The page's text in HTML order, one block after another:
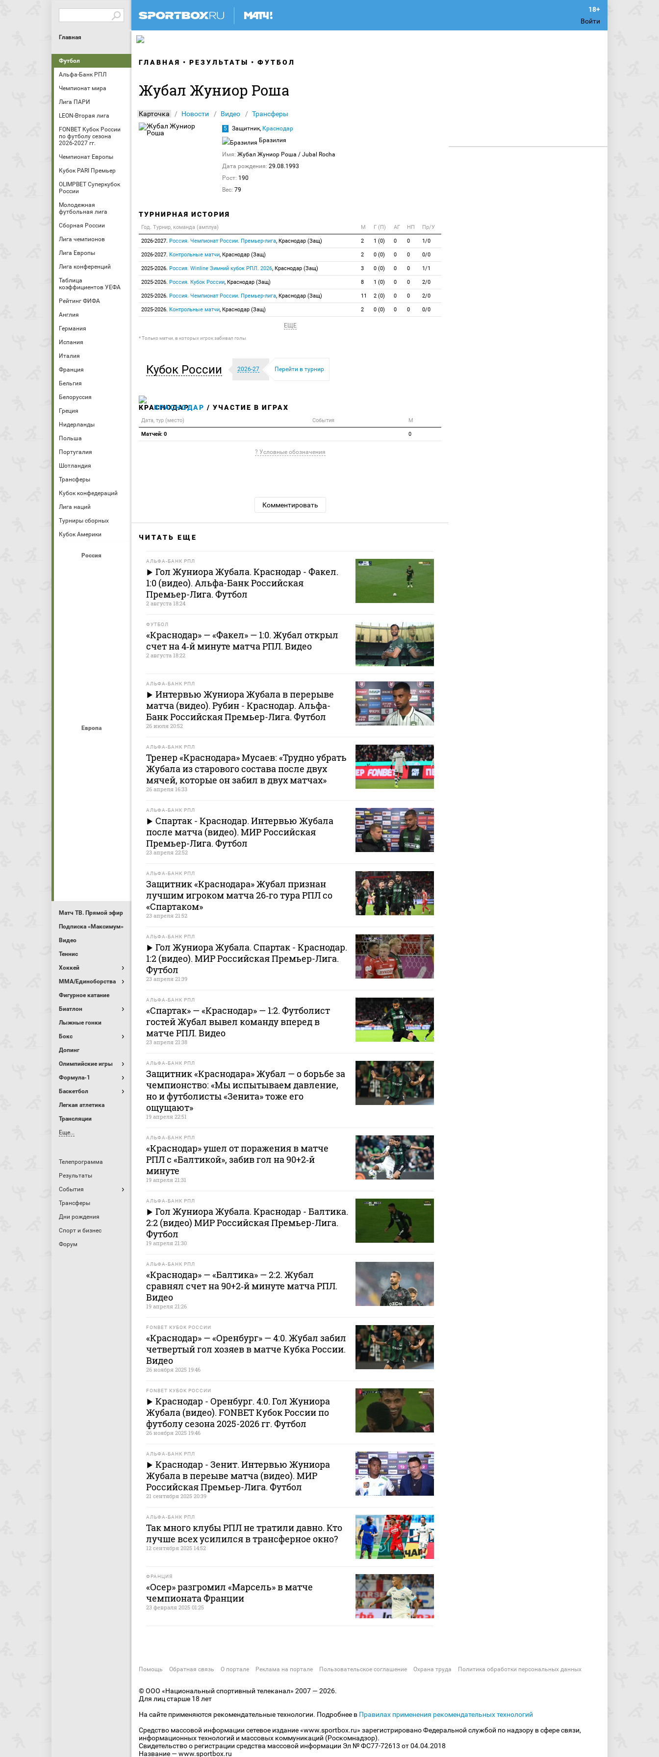
Войти
Главная
Футбол
Альфа-Банк РПЛ
Чемпионат мира
Лига ПАРИ
LEON-Вторая лига
FONBET Кубок России
по футболу сезона
2026-2027 гг.
Чемпионат Европы
Кубок PARI Премьер
OLIMPBET Суперкубок
России
Молодежная
футбольная лига
Сборная России
Лига чемпионов
Лига Европы
Лига конференций
Таблица
коэффициентов УЕФА
Рейтинг ФИФА
Англия
Германия
Испания
Италия
Франция
Бельгия
Белоруссия
Греция
Нидерланды
Польша
Португалия
Шотландия
Трансферы
Кубок конфедераций
Лига наций
Турниры сборных
Кубок Америки
Россия
Европа
Матч ТВ. Прямой эфир
Подписка «Максимум»
Видео
Теннис
Хоккей
MMA/Единоборства
Фигурное катание
Биатлон
Лыжные гонки
Бокс
Допинг
Олимпийские игры
Формула-1
Баскетбол
Легкая атлетика
Трансляции
Еще...
Телепрограмма
Результаты
События
Трансферы
Дни рождения
Спорт и бизнес
Форум
ГЛАВНАЯ РЕЗУЛЬТАТЫ ФУТБОЛ
Жубал Жуниор Роша
Карточка Новости Видео Трансферы
5 Защитник, Краснодар
Бразилия
Имя: Жубал Жуниор Роша / Jubal Rocha
Дата рождения: 29.08.1993
Рост: 190
Вес: 79
ТУРНИРНАЯ ИСТОРИЯ
Год. Турнир, команда (амплуа) М Г (П) АГ НП Пр/У
2026-2027. Россия. Чемпионат России. Премьер-лига, Краснодар (Защ) 2 1 (0) 0 0 1/0
2026-2027. Контрольные матчи, Краснодар (Защ) 2 0 (0) 0 0 0/0
2025-2026. Россия. Winline Зимний кубок РПЛ. 2026, Краснодар (Защ) 3 0 (0) 0 0 1/1
2025-2026. Россия. Кубок России, Краснодар (Защ) 8 1 (0) 0 0 2/0
2025-2026. Россия. Чемпионат России. Премьер-лига, Краснодар (Защ) 11 2 (0) 0 0 2/0
2025-2026. Контрольные матчи, Краснодар (Защ) 2 0 (0) 0 0 0/0
ЕЩЕ
* Только матчи, в которых игрок забивал голы
Кубок России 2026-27 Перейти в турнир
КРАСНОДАР / УЧАСТИЕ В ИГРАХ
Дата, тур (место) События М
Матчей: 0 0
? Условные обозначения
Комментировать
ЧИТАТЬ ЕЩЕ
АЛЬФА-БАНК РПЛ
Гол Жуниора Жубала. Краснодар - Факел.
1:0 (видео). Альфа-Банк Российская
Премьер-Лига. Футбол
2 августа 18:24
ФУТБОЛ
«Краснодар» — «Факел» — 1:0. Жубал открыл
счет на 4‑й минуте матча РПЛ. Видео
2 августа 18:22
АЛЬФА-БАНК РПЛ
Интервью Жуниора Жубала в перерыве
матча (видео). Рубин - Краснодар. Альфа-
Банк Российская Премьер-Лига. Футбол
26 июля 20:52
АЛЬФА-БАНК РПЛ
Тренер «Краснодара» Мусаев: «Трудно убрать
Жубала из старового состава после двух
мячей, которые он забил в двух матчах»
26 апреля 16:33
АЛЬФА-БАНК РПЛ
Спартак - Краснодар. Интервью Жубала
после матча (видео). МИР Российская
Премьер-Лига. Футбол
23 апреля 22:52
АЛЬФА-БАНК РПЛ
Защитник «Краснодара» Жубал признан
лучшим игроком матча 26‑го тура РПЛ со
«Спартаком»
23 апреля 21:52
АЛЬФА-БАНК РПЛ
Гол Жуниора Жубала. Спартак - Краснодар.
1:2 (видео). МИР Российская Премьер-Лига.
Футбол
23 апреля 21:39
АЛЬФА-БАНК РПЛ
«Спартак» — «Краснодар» — 1:2. Футболист
гостей Жубал вывел команду вперед в
матче РПЛ. Видео
23 апреля 21:38
АЛЬФА-БАНК РПЛ
Защитник «Краснодара» Жубал — о борьбе за
чемпионство: «Мы испытываем давление,
но и футболисты «Зенита» тоже его
ощущают»
19 апреля 22:51
АЛЬФА-БАНК РПЛ
«Краснодар» ушел от поражения в матче
РПЛ с «Балтикой», забив гол на 90+2‑й
минуте
19 апреля 21:31
АЛЬФА-БАНК РПЛ
Гол Жуниора Жубала. Краснодар - Балтика.
2:2 (видео) МИР Российская Премьер-Лига.
Футбол
19 апреля 21:30
АЛЬФА-БАНК РПЛ
«Краснодар» — «Балтика» — 2:2. Жубал
сравнял счет на 90+2‑й минуте матча РПЛ.
Видео
19 апреля 21:26
FONBET КУБОК РОССИИ
«Краснодар» — «Оренбург» — 4:0. Жубал забил
четвертый гол хозяев в матче Кубка России.
Видео
26 ноября 2025 19:46
FONBET КУБОК РОССИИ
Краснодар - Оренбург. 4:0. Гол Жуниора
Жубала (видео). FONBET Кубок России по
футболу сезона 2025-2026 гг. Футбол
26 ноября 2025 19:46
АЛЬФА-БАНК РПЛ
Краснодар - Зенит. Интервью Жуниора
Жубала в переыве матча (видео). МИР
Российская Премьер-Лига. Футбол
21 сентября 2025 20:39
АЛЬФА-БАНК РПЛ
Так много клубы РПЛ не тратили давно. Кто
лучше всех усилился в трансферное окно?
12 сентября 2025 14:52
ФРАНЦИЯ
«Осер» разгромил «Марсель» в матче
чемпионата Франции
23 февраля 2025 01:25
Помощь Обратная связь О портале Реклама на портале Пользовательское соглашение Охрана труда Политика обработки персональных данных
© ООО «Национальный спортивный телеканал» 2007 — 2026.
Для лиц старше 18 лет
На сайте применяются рекомендательные технологии. Подробнее в Правилах применения рекомендательных технологий
Средство массовой информации сетевое издание «www.sportbox.ru» зарегистрировано Федеральной службой по надзору в сфере связи,
информационных технологий и массовых коммуникаций (Роскомнадзор).
Свидетельство о регистрации средства массовой информации Эл № ФС77-72613 от 04.04.2018
Название — www.sportbox.ru